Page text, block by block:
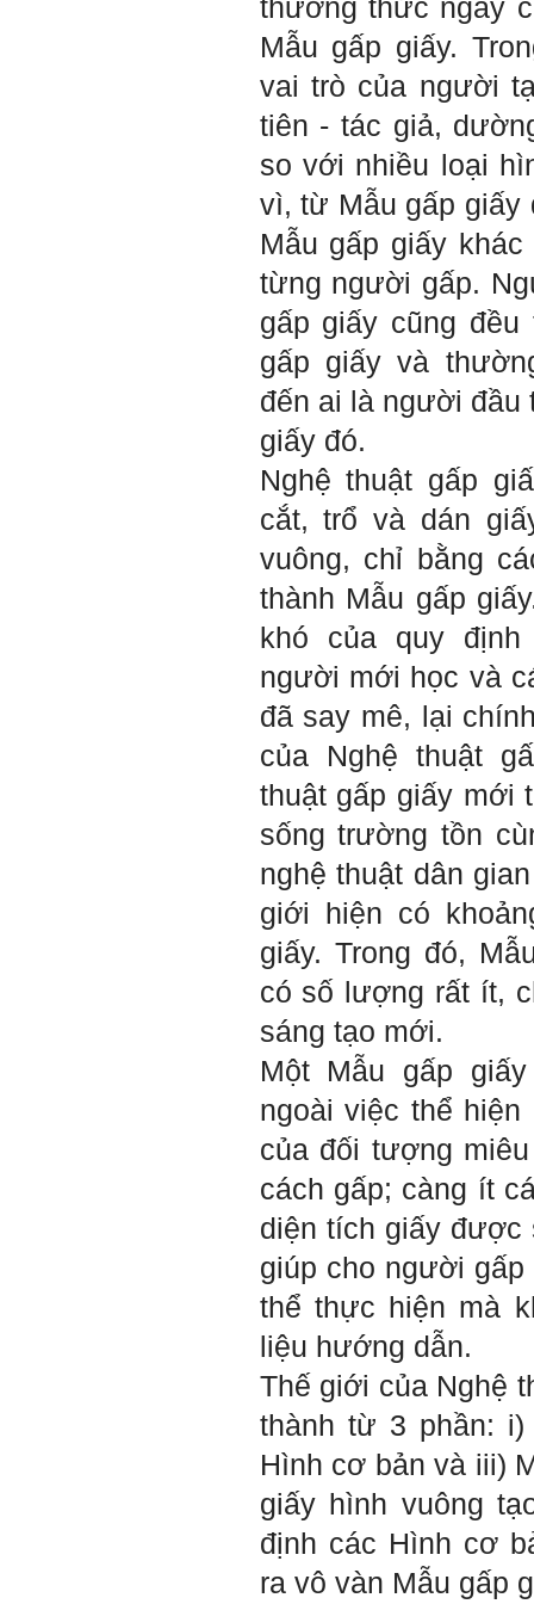
thưởng thức ngay
Mẫu gấp giấy.
vai trò của người
tiên - tác giả,
so với nhiều loại
vì, từ Mẫu gấp giấy
Mẫu gấp giấy
từng người gấp.
gấp giấy cũng
gấp giấy và
đến ai là người đầu
giấy đó.
Nghệ thuật gấp
cắt, trổ và dán
vuông, chỉ bằng
thành Mẫu gấp
khó của quy
người mới học và
đã say mê, lại
của Nghệ thuật
thuật gấp giấy mới
sống trường tồn
nghệ thuật dân
giới hiện có
giấy. Trong đó,
có số lượng rất ít,
sáng tạo mới.
Một Mẫu gấp
ngoài việc thể
của đối tượng
cách gấp; càng ít
diện tích giấy được
giúp cho người
thể thực hiện mà
liệu hướng dẫn.
Thế giới của Nghệ
thành từ 3 phần:
Hình cơ bản và iii)
giấy hình vuông
định các Hình cơ
ra vô vàn Mẫu gấp